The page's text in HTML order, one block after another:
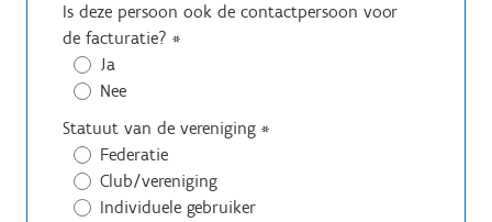
Is deze persoon ook de contactpersoon voor
de facturatie? *
Ja
Nee
Statuut van de vereniging *
Federatie
Club/vereniging
Individuele gebruiker